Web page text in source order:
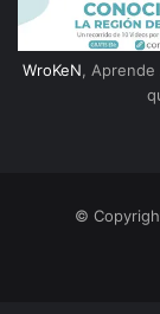
WroKeN ,
©